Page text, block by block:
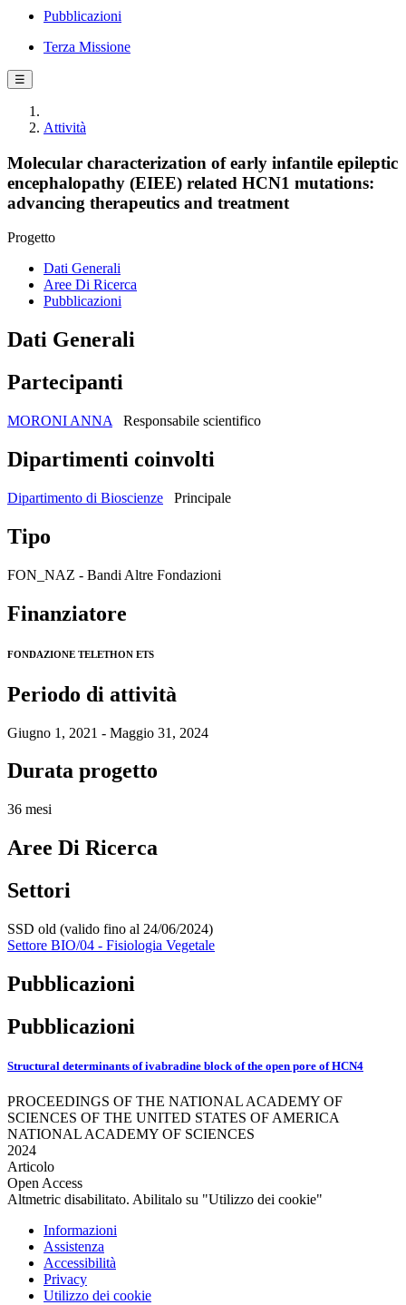
Pubblicazioni
Terza Missione
☰
Attività
Molecular characterization of early infantile epileptic
encephalopathy (EIEE) related HCN1 mutations:
advancing therapeutics and treatment
Progetto
Dati Generali
Aree Di Ricerca
Pubblicazioni
Dati Generali
Partecipanti
MORONI ANNA Responsabile scientifico
Dipartimenti coinvolti
Dipartimento di Bioscienze Principale
Tipo
FON_NAZ - Bandi Altre Fondazioni
Finanziatore
FONDAZIONE TELETHON ETS
Periodo di attività
Giugno 1, 2021 - Maggio 31, 2024
Durata progetto
36 mesi
Aree Di Ricerca
Settori
SSD old (valido fino al 24/06/2024)
Settore BIO/04 - Fisiologia Vegetale
Pubblicazioni
Pubblicazioni
Structural determinants of ivabradine block of the open pore of HCN4
PROCEEDINGS OF THE NATIONAL ACADEMY OF
SCIENCES OF THE UNITED STATES OF AMERICA
NATIONAL ACADEMY OF SCIENCES
2024
Articolo
Open Access
Altmetric disabilitato. Abilitalo su "Utilizzo dei cookie"
Informazioni
Assistenza
Accessibilità
Privacy
Utilizzo dei cookie